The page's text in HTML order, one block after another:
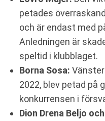
petades
och är endast med
Anledningen är
speltid i klubblaget.
Borna Sosa:
2022, blev petad på
konkurrensen i
Dion Drena Beljo